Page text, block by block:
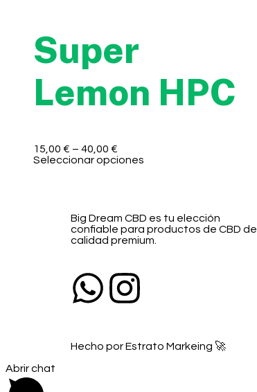
Super
Lemon HPC
15,00 € – 40,00 €
Seleccionar opciones
Big Dream CBD es tu elección
confiable para productos de CBD de
calidad premium.
Hecho por Estrato Markeing 🚀
Abrir chat